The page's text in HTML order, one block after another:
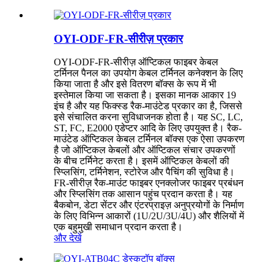
OYI-ODF-FR-सीरीज़ प्रकार
OYI-ODF-FR-सीरीज़ ऑप्टिकल फाइबर केबल
टर्मिनल पैनल का उपयोग केबल टर्मिनल कनेक्शन के लिए
किया जाता है और इसे वितरण बॉक्स के रूप में भी
इस्तेमाल किया जा सकता है। इसका मानक आकार 19
इंच है और यह फिक्स्ड रैक-माउंटेड प्रकार का है, जिससे
इसे संचालित करना सुविधाजनक होता है। यह SC, LC,
ST, FC, E2000 एडेप्टर आदि के लिए उपयुक्त है। रैक-
माउंटेड ऑप्टिकल केबल टर्मिनल बॉक्स एक ऐसा उपकरण
है जो ऑप्टिकल केबलों और ऑप्टिकल संचार उपकरणों
के बीच टर्मिनेट करता है। इसमें ऑप्टिकल केबलों की
स्प्लिसिंग, टर्मिनेशन, स्टोरेज और पैचिंग की सुविधा है।
FR-सीरीज़ रैक-माउंट फाइबर एनक्लोजर फाइबर प्रबंधन
और स्प्लिसिंग तक आसान पहुंच प्रदान करता है। यह
बैकबोन, डेटा सेंटर और एंटरप्राइज़ अनुप्रयोगों के निर्माण
के लिए विभिन्न आकारों (1U/2U/3U/4U) और शैलियों में
एक बहुमुखी समाधान प्रदान करता है।
और देखें